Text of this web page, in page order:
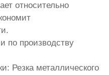
относительно
по производству
Резка металлического